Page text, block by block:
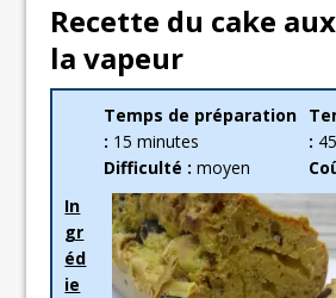
Recette du cake
la vapeur
Temps de préparation
: 15 minutes
:
Difficulté :moyen
In
gr
éd
ie